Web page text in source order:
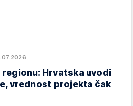
regionu: Hrvatska uvodi
vrednost projekta čak